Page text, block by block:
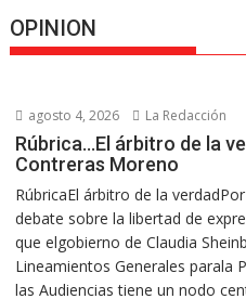
OPINION
agosto 4, 2026 La Redacción
Rúbrica…El árbitro de la
Contreras Moreno
RúbricaEl árbitro de la
debate sobre la libertad de
que elgobierno de Claudia
Lineamientos Generales parala
las Audiencias tiene un nodo